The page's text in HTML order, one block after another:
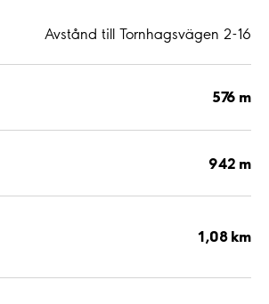
Avstånd till Tornhagsvägen 2-16
576 m
942 m
1,08 km